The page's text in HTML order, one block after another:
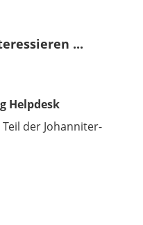
...
Helpdesk
der Johanniter-